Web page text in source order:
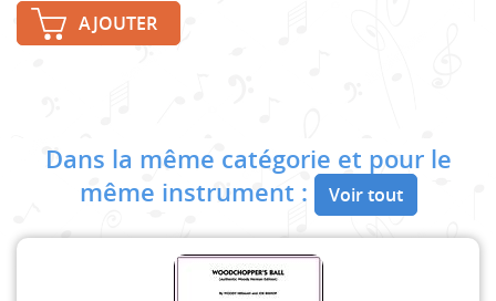
AJOUTER
Dans la même catégorie et pour le
même instrument :
Voir tout